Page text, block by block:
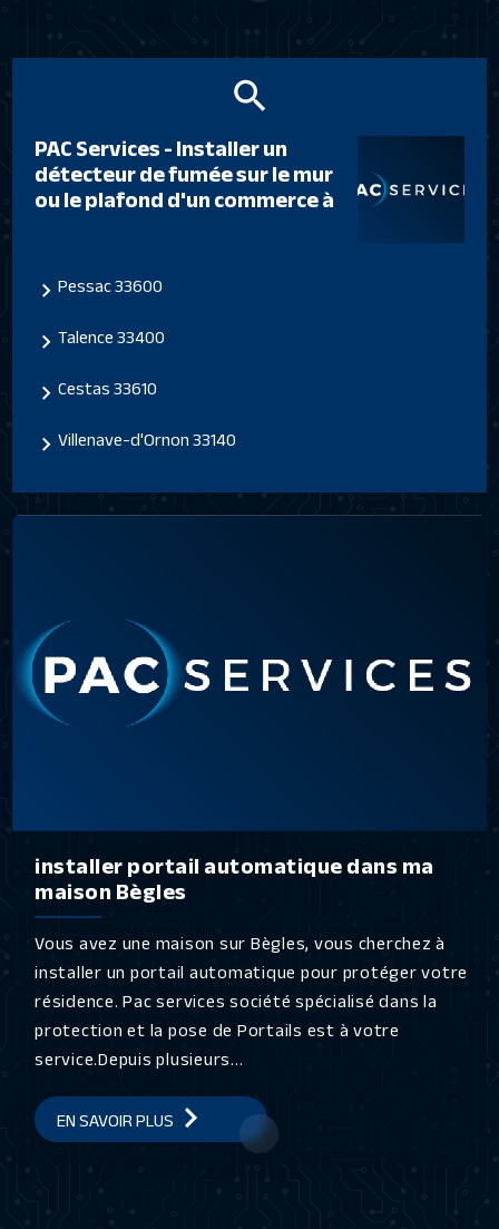
PAC Services - Installer un
détecteur de fumée sur le mur
ou le plafond d'un commerce à
Pessac 33600
Talence 33400
Cestas 33610
Villenave-d'Ornon 33140
installer portail automatique dans ma
maison Bègles
Vous avez une maison sur Bègles, vous cherchez à
installer un portail automatique pour protéger votre
résidence. Pac services société spécialisé dans la
protection et la pose de Portails est à votre
service.Depuis plusieurs...
EN SAVOIR PLUS